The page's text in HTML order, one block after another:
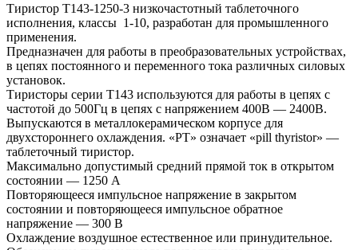
Тиристор Т143-1250-3 низкочастотный таблеточного
исполнения, классы 1-10, разработан для промышленного
применения.
Предназначен для работы в преобразовательных устройствах,
в цепях постоянного и переменного тока различных силовых
установок.
Тиристоры серии Т143 используются для работы в цепях с
частотой до 500Гц в цепях с напряжением 400В — 2400В.
Выпускаются в металлокерамическом корпусе для
двухстороннего охлаждения. «PT» означает «pill thyristor» —
таблеточный тиристор.
Максимально допустимый средний прямой ток в открытом
состоянии — 1250 А
Повторяющееся импульсное напряжение в закрытом
состоянии и повторяющееся импульсное обратное
напряжение — 300 В
Охлаждение воздушное естественное или принудительное.